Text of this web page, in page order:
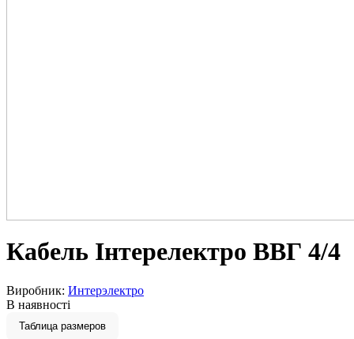
Кабель Інтерелектро ВВГ 4/4
Виробник: Интерэлектро
В наявності
Таблица размеров